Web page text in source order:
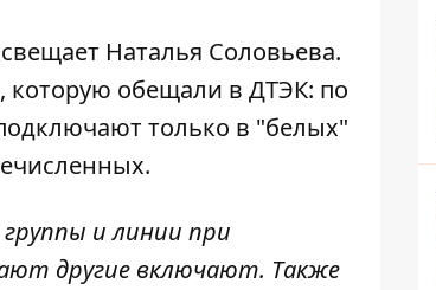
Наталья Соловьева.
которую обещали в ДТЭК: по
только в "белых"
и линии при
другие включают. Также